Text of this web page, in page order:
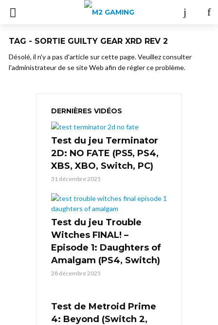
TAG - SORTIE GUILTY GEAR XRD REV 2
Désolé, il n'y a pas d'article sur cette page. Veuillez consulter
l'administrateur de se site Web afin de régler ce problème.
DERNIÈRES VIDÉOS
Test du jeu Terminator
2D: NO FATE (PS5, PS4,
XBS, XBO, Switch, PC)
31 décembre 2025
Test du jeu Trouble
Witches FINAL! –
Episode 1: Daughters of
Amalgam (PS4, Switch)
28 décembre 2025
Test de Metroid Prime
4: Beyond (Switch 2,